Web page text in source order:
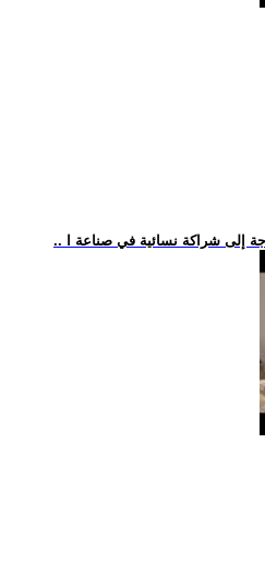
إلى شراكة نسائية في صناعة ا